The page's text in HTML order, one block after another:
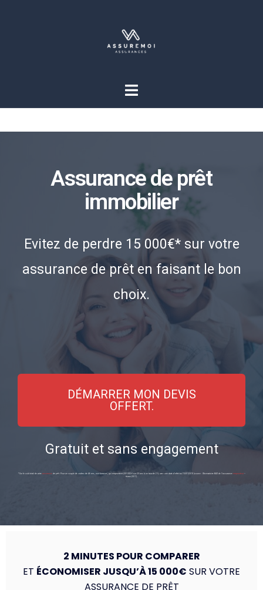
Assurance de prêt
immobilier
Evitez de perdre 15 000€* sur votre
assurance de prêt en faisant le bon
choix.
DÉMARRER MON DEVIS
OFFERT.
Gratuit et sans engagement
* Sur le coût total de votre assurancede prêt. Pour un couple de cadres de 46 ans, non-fumeurs, qui empruntent 200 000 € sur 20 ans à un taux de 2 %, avec une date d’effet au 15/01/2018 (source : Observatoire BAO de l’assurance emprunteur–
février 2017).